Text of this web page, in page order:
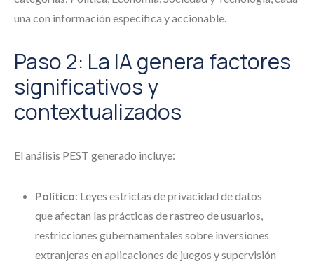
una con información específica y accionable.
Paso 2: La IA genera factores
significativos y
contextualizados
El análisis PEST generado incluye:
Político: Leyes estrictas de privacidad de datos
que afectan las prácticas de rastreo de usuarios,
restricciones gubernamentales sobre inversiones
extranjeras en aplicaciones de juegos y supervisión